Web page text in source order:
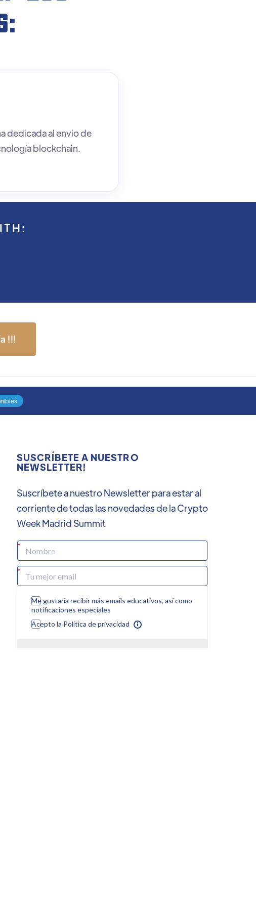
dedicada al envio de
blockchain.
!!!
SUSCRÍBETE A NUESTRO
NEWSLETTER!
Suscríbete a nuestro Newsletter para estar al
corriente de todas las novedades de la Crypto
Week Madrid Summit
Me gustaría recibir más emails educativos, así como
notificaciones especiales
Acepto la Política de privacidad